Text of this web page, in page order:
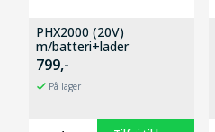
PHX2000 (20V)
m/batteri+lader
799,-
På lager